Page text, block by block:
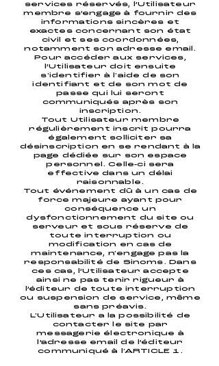
services réservés, l’Utilisateur
membre s’engage à fournir des
informations sincères et
exactes concernant son état
civil et ses coordonnées,
notamment son adresse email.
Pour accéder aux services,
l’Utilisateur doit ensuite
s'identifier à l'aide de son
identifiant et de son mot de
passe qui lui seront
communiqués après son
inscription.
Tout Utilisateur membre
régulièrement inscrit pourra
également solliciter sa
désinscription en se rendant à la
page dédiée sur son espace
personnel. Celle-ci sera
effective dans un délai
raisonnable.
Tout événement dû à un cas de
force majeure ayant pour
conséquence un
dysfonctionnement du site ou
serveur et sous réserve de
toute interruption ou
modification en cas de
maintenance, n'engage pas la
responsabilité de Sinoms. Dans
ces cas, l’Utilisateur accepte
ainsi ne pas tenir rigueur à
l’éditeur de toute interruption
ou suspension de service, même
sans préavis.
L'Utilisateur a la possibilité de
contacter le site par
messagerie électronique à
l’adresse email de l’éditeur
communiqué à l'ARTICLE 1.